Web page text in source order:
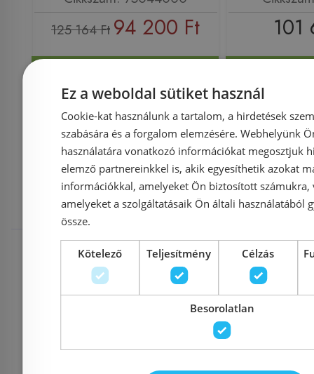
125 164 Ft 94 200 Ft 101
Mások
megnézték
-36%
Raktáron Raktáron
Ez a weboldal sütiket használ
Cookie-kat használunk a tartalom, a hirdetések
szabására és a forgalom elemzésére. Webhelyünk
használatára vonatkozó információkat megosztjuk
elemző partnereinkkel is, akik egyesíthetik azokat
információkkal, amelyeket Ön biztosított számukra,
amelyeket a szolgáltatásaik Ön általi használatából
össze.
Kötelező Teljesítmény Célzás
Besorolatlan